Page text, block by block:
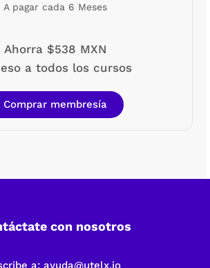
A pagar cada 6 Meses
Ahorra $538 MXN
a todos los cursos
Comprar membresía
con nosotros
a: ayuda@utelx.io